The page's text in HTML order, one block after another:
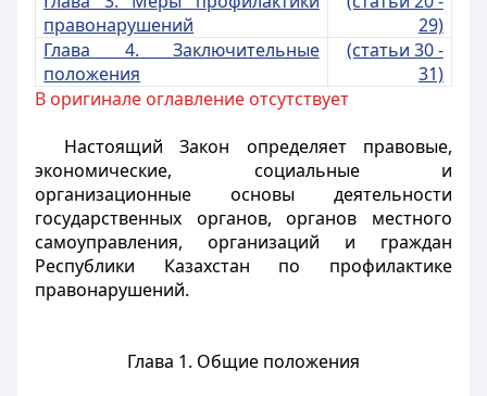
правонарушений
29)
Глава 4. Заключительные
положения
(статьи 30 -
31)
В оригинале оглавление отсутствует
Настоящий Закон определяет правовые,
экономические, социальные и
организационные основы деятельности
государственных органов, органов местного
самоуправления, организаций и граждан
Республики Казахстан по профилактике
правонарушений.
Глава 1. Общие положения